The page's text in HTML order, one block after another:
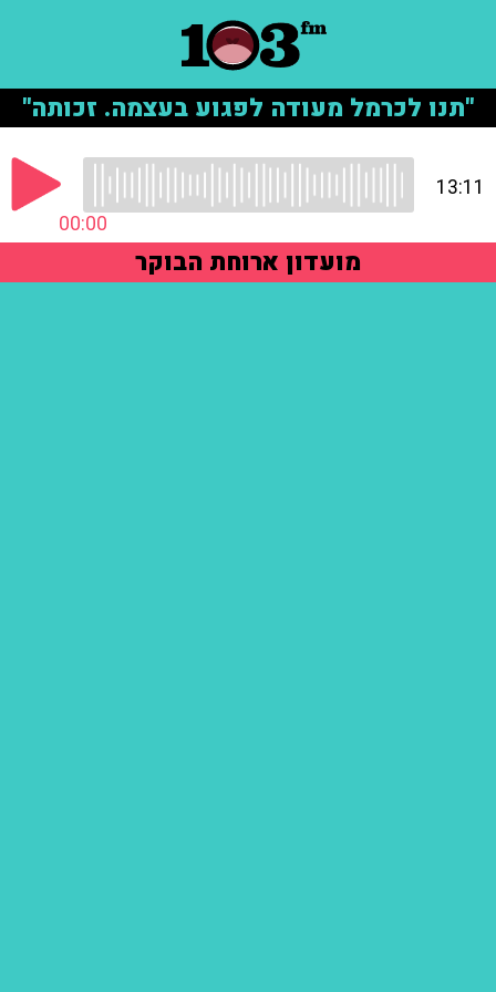
"תנו לכרמל מעודה לפגוע בעצמה. זכותה"
00:00
13:11
מועדון ארוחת הבוקר